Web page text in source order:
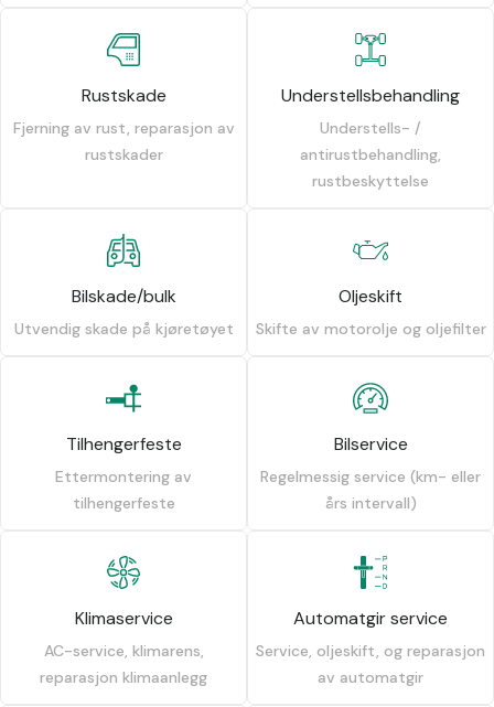
Rustskade
Fjerning av rust, reparasjon av
rustskader
Understellsbehandling
Understells- /
antirustbehandling,
rustbeskyttelse
Bilskade/bulk
Utvendig skade på kjøretøyet
Oljeskift
Skifte av motorolje og oljefilter
Tilhengerfeste
Ettermontering av
tilhengerfeste
Bilservice
Regelmessig service (km- eller
års intervall)
Klimaservice
AC-service, klimarens,
reparasjon klimaanlegg
Automatgir service
Service, oljeskift, og reparasjon
av automatgir